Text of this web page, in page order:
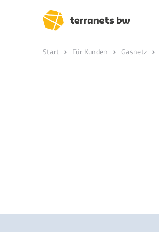
Start Für Kunden Gasnetz